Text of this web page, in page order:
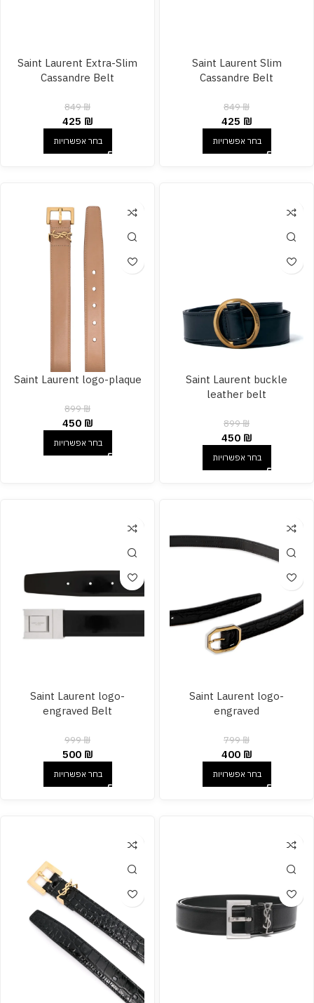
Saint Laurent Slim
Cassandre Belt
849₪
425 ₪
בחר אפשרויות
Saint Laurent Extra-Slim
Cassandre Belt
849₪
425 ₪
בחר אפשרויות
Saint Laurent buckle
leather belt
899₪
450 ₪
בחר אפשרויות
Saint Laurent logo-plaque
899₪
450 ₪
בחר אפשרויות
Saint Laurent logo-
engraved
799₪
400 ₪
בחר אפשרויות
Saint Laurent logo-
engraved Belt
999₪
500 ₪
בחר אפשרויות